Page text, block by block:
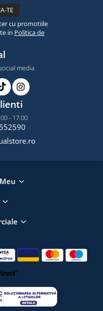
cu promotiile
in Politica de
media
- 17.00